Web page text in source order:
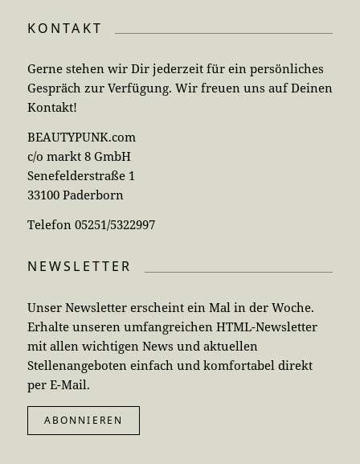
KONTAKT
Gerne stehen wir Dir jederzeit für ein persönliches
Gespräch zur Verfügung. Wir freuen uns auf Deinen
Kontakt!
BEAUTYPUNK.com
c/o markt 8 GmbH
Senefelderstraße 1
33100 Paderborn
Telefon 05251/5322997
NEWSLETTER
Unser Newsletter erscheint ein Mal in der Woche.
Erhalte unseren umfangreichen HTML-Newsletter
mit allen wichtigen News und aktuellen
Stellenangeboten einfach und komfortabel direkt
per E-Mail.
ABONNIEREN